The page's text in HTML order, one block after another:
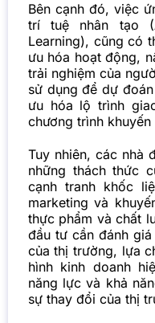
Bên cạnh đó, việc
trí tuệ nhân tạo
Learning), cũng có
ưu hóa hoạt động,
trải nghiệm của
sử dụng để dự
ưu hóa lộ trình
chương trình khuyến
Tuy nhiên, các nhà
những thách thức
cạnh tranh khốc
marketing và
thực phẩm và chất
đầu tư cần đánh
của thị trường, lựa
hình kinh doanh
năng lực và khả
sự thay đổi của thị